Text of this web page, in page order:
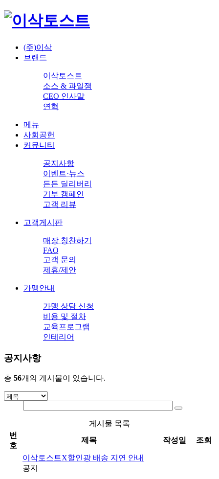
(주)이삭
브랜드
이삭토스트
소스 & 과일잼
CEO 인사말
연혁
메뉴
사회공헌
커뮤니티
공지사항
이벤트·뉴스
든든 딜리버리
기부 캠페인
고객 리뷰
고객게시판
매장 칭찬하기
FAQ
고객 문의
제휴/제안
가맹안내
가맹 상담 신청
비용 및 절차
교육프로그램
인테리어
공지사항
총 56개의 게시물이 있습니다.
게시물 목록
번
호
제목 작성일 조회
이삭토스트X할인광 배송 지연 안내
공지